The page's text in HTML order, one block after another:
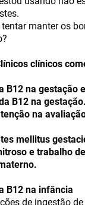
manter os
clínicos
B12 na gestação
B12 na
na
mellitus
e trabalho
B12 na infância
de ingestão de